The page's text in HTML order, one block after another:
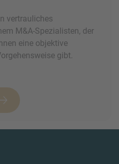
vertrauliches
M&A-Spezialisten, der
eine objektive
gibt.